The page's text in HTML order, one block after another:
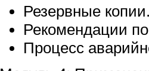
Резервные
Рекомендации
Процесс